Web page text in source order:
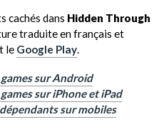
cachés dans Hidden Through
traduite en français et
le Google Play
sur Android
sur iPhone et iPad
sur mobiles